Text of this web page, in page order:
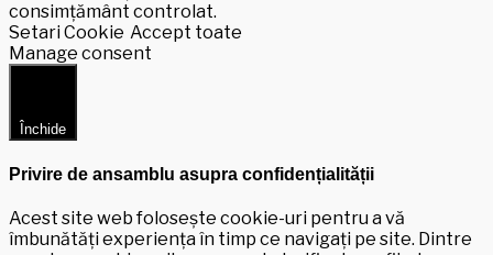
consimțământ controlat.
Setari Cookie Accept toate
Manage consent
Închide
Privire de ansamblu asupra confidențialității
Acest site web folosește cookie-uri pentru a vă
îmbunătăți experiența în timp ce navigați pe site. Dintre